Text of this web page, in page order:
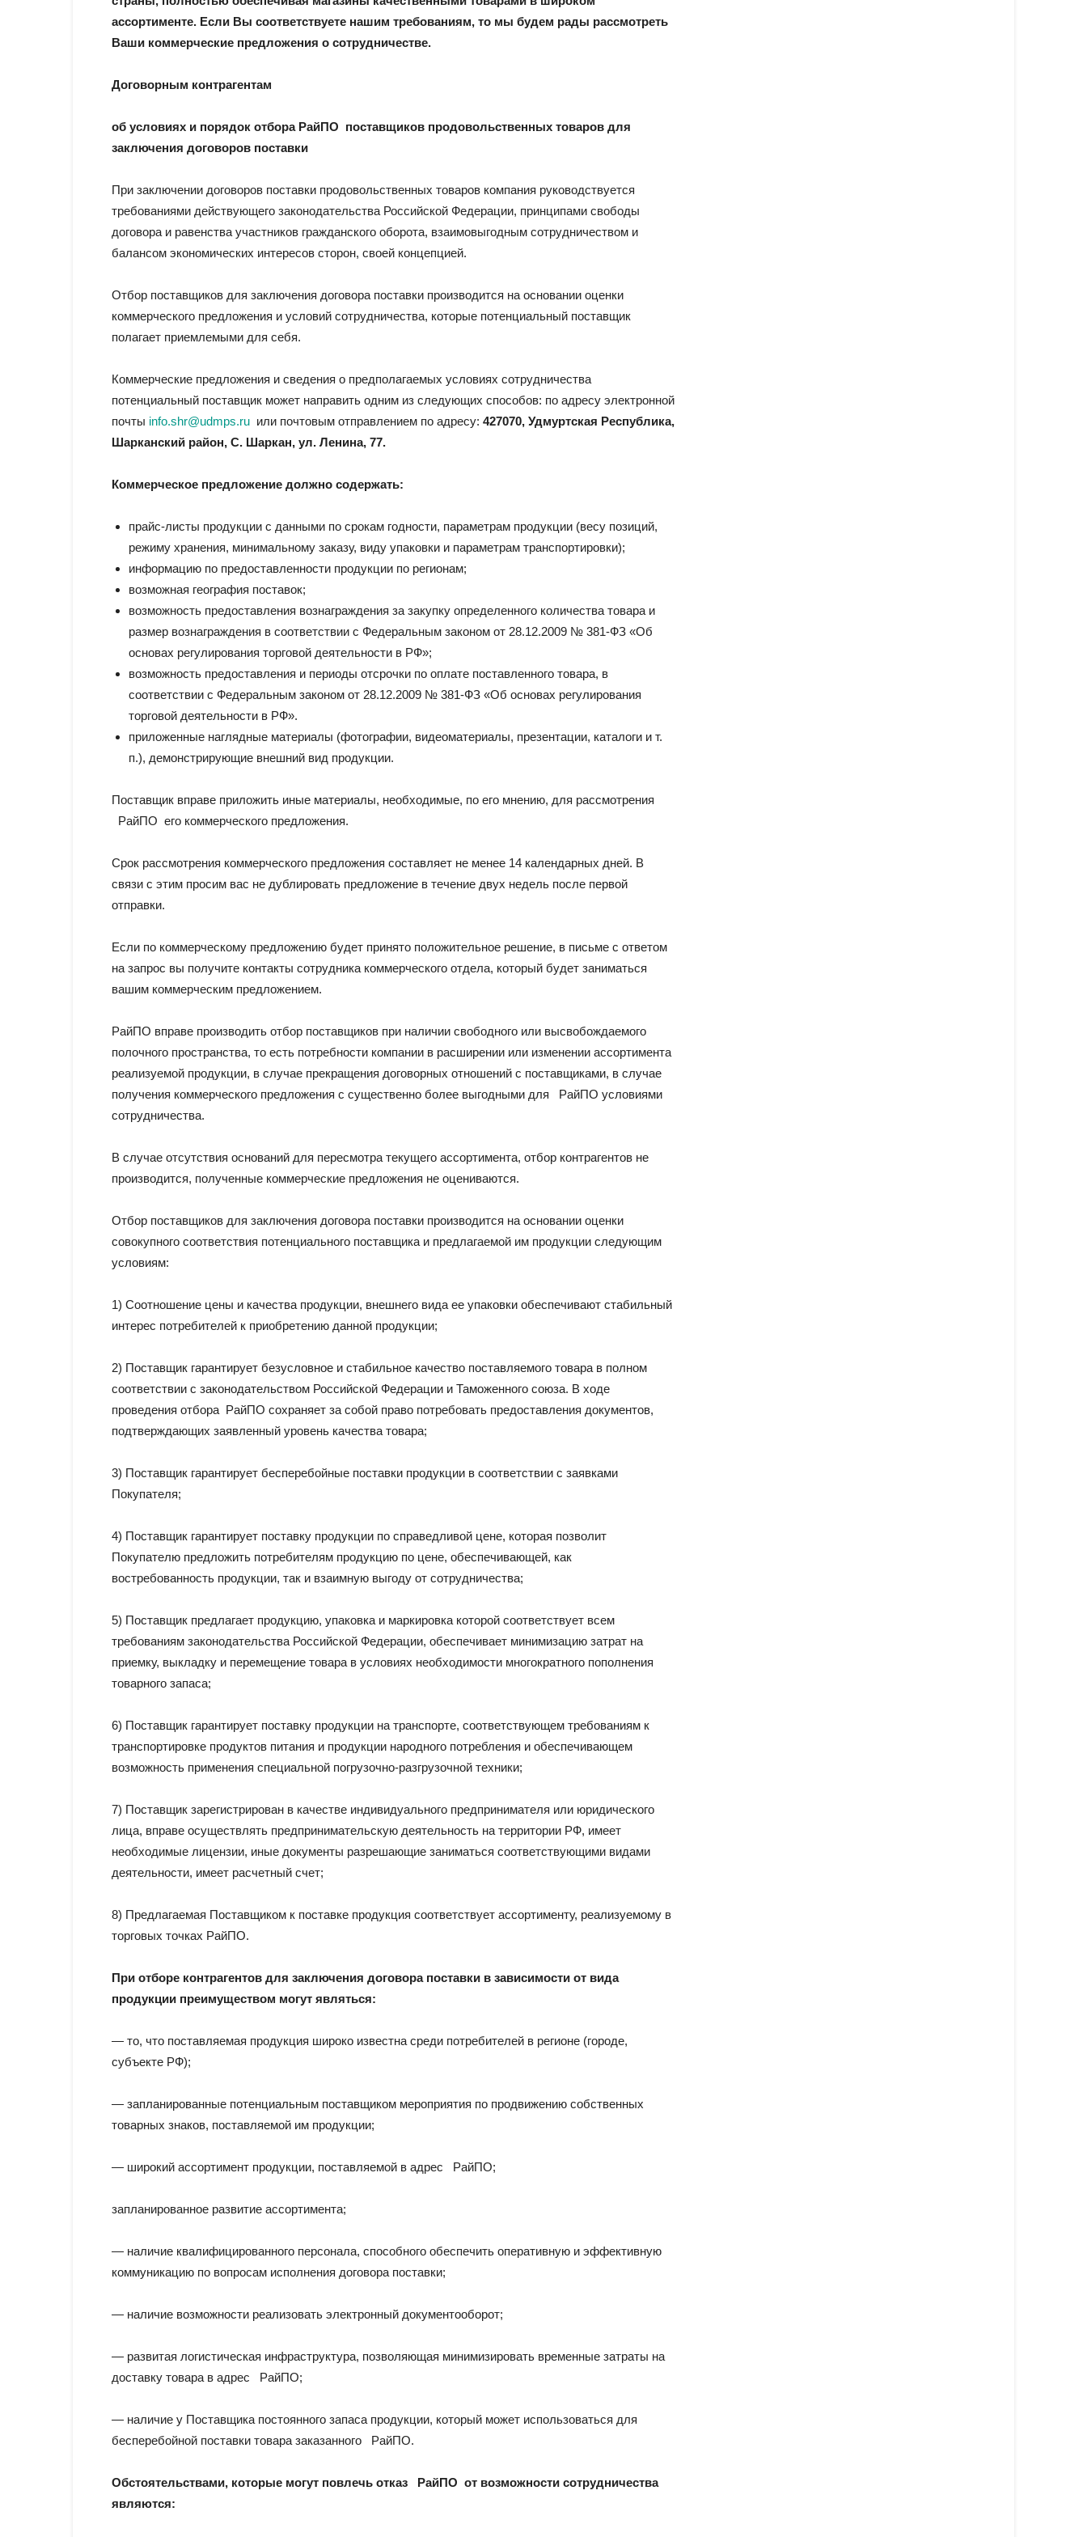
ассортименте. Если Вы соответствуете нашим требованиям, то мы будем рады рассмотреть
Ваши коммерческие предложения о сотрудничестве.
Договорным контрагентам
об условиях и порядок отбора РайПО поставщиков продовольственных товаров для
заключения договоров поставки
При заключении договоров поставки продовольственных товаров компания руководствуется
требованиями действующего законодательства Российской Федерации, принципами свободы
договора и равенства участников гражданского оборота, взаимовыгодным сотрудничеством и
балансом экономических интересов сторон, своей концепцией.
Отбор поставщиков для заключения договора поставки производится на основании оценки
коммерческого предложения и условий сотрудничества, которые потенциальный поставщик
полагает приемлемыми для себя.
Коммерческие предложения и сведения о предполагаемых условиях сотрудничества
потенциальный поставщик может направить одним из следующих способов: по адресу электронной
почты info.shr@udmps.ru или почтовым отправлением по адресу: 427070, Удмуртская Республика,
Шарканский район, С. Шаркан, ул. Ленина, 77.
Коммерческое предложение должно содержать:
прайс-листы продукции с данными по срокам годности, параметрам продукции (весу позиций,
режиму хранения, минимальному заказу, виду упаковки и параметрам транспортировки);
информацию по предоставленности продукции по регионам;
возможная география поставок;
возможность предоставления вознаграждения за закупку определенного количества товара и
размер вознаграждения в соответствии с Федеральным законом от 28.12.2009 № 381-ФЗ «Об
основах регулирования торговой деятельности в РФ»;
возможность предоставления и периоды отсрочки по оплате поставленного товара, в
соответствии с Федеральным законом от 28.12.2009 № 381-ФЗ «Об основах регулирования
торговой деятельности в РФ».
приложенные наглядные материалы (фотографии, видеоматериалы, презентации, каталоги и т.
п.), демонстрирующие внешний вид продукции.
Поставщик вправе приложить иные материалы, необходимые, по его мнению, для рассмотрения
РайПО его коммерческого предложения.
Срок рассмотрения коммерческого предложения составляет не менее 14 календарных дней. В
связи с этим просим вас не дублировать предложение в течение двух недель после первой
отправки.
Если по коммерческому предложению будет принято положительное решение, в письме с ответом
на запрос вы получите контакты сотрудника коммерческого отдела, который будет заниматься
вашим коммерческим предложением.
РайПО вправе производить отбор поставщиков при наличии свободного или высвобождаемого
полочного пространства, то есть потребности компании в расширении или изменении ассортимента
реализуемой продукции, в случае прекращения договорных отношений с поставщиками, в случае
получения коммерческого предложения с существенно более выгодными для РайПО условиями
сотрудничества.
В случае отсутствия оснований для пересмотра текущего ассортимента, отбор контрагентов не
производится, полученные коммерческие предложения не оцениваются.
Отбор поставщиков для заключения договора поставки производится на основании оценки
совокупного соответствия потенциального поставщика и предлагаемой им продукции следующим
условиям:
1) Соотношение цены и качества продукции, внешнего вида ее упаковки обеспечивают стабильный
интерес потребителей к приобретению данной продукции;
2) Поставщик гарантирует безусловное и стабильное качество поставляемого товара в полном
соответствии с законодательством Российской Федерации и Таможенного союза. В ходе
проведения отбора РайПО сохраняет за собой право потребовать предоставления документов,
подтверждающих заявленный уровень качества товара;
3) Поставщик гарантирует бесперебойные поставки продукции в соответствии с заявками
Покупателя;
4) Поставщик гарантирует поставку продукции по справедливой цене, которая позволит
Покупателю предложить потребителям продукцию по цене, обеспечивающей, как
востребованность продукции, так и взаимную выгоду от сотрудничества;
5) Поставщик предлагает продукцию, упаковка и маркировка которой соответствует всем
требованиям законодательства Российской Федерации, обеспечивает минимизацию затрат на
приемку, выкладку и перемещение товара в условиях необходимости многократного пополнения
товарного запаса;
6) Поставщик гарантирует поставку продукции на транспорте, соответствующем требованиям к
транспортировке продуктов питания и продукции народного потребления и обеспечивающем
возможность применения специальной погрузочно-разгрузочной техники;
7) Поставщик зарегистрирован в качестве индивидуального предпринимателя или юридического
лица, вправе осуществлять предпринимательскую деятельность на территории РФ, имеет
необходимые лицензии, иные документы разрешающие заниматься соответствующими видами
деятельности, имеет расчетный счет;
8) Предлагаемая Поставщиком к поставке продукция соответствует ассортименту, реализуемому в
торговых точках РайПО.
При отборе контрагентов для заключения договора поставки в зависимости от вида
продукции преимуществом могут являться:
— то, что поставляемая продукция широко известна среди потребителей в регионе (городе,
субъекте РФ);
— запланированные потенциальным поставщиком мероприятия по продвижению собственных
товарных знаков, поставляемой им продукции;
— широкий ассортимент продукции, поставляемой в адрес РайПО;
запланированное развитие ассортимента;
— наличие квалифицированного персонала, способного обеспечить оперативную и эффективную
коммуникацию по вопросам исполнения договора поставки;
— наличие возможности реализовать электронный документооборот;
— развитая логистическая инфраструктура, позволяющая минимизировать временные затраты на
доставку товара в адрес РайПО;
— наличие у Поставщика постоянного запаса продукции, который может использоваться для
бесперебойной поставки товара заказанного РайПО.
Обстоятельствами, которые могут повлечь отказ РайПО от возможности сотрудничества
являются: